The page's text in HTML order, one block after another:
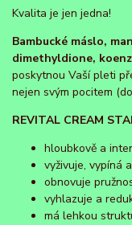
Kvalita je jen jedna!
Bambucké máslo,
dimethyldione,
poskytnou Vaší pleti
nejen svým pocitem
REVITAL CREAM
hloubkově a
vyživuje, vypíná
obnovuje
vyhlazuje a
má lehkou